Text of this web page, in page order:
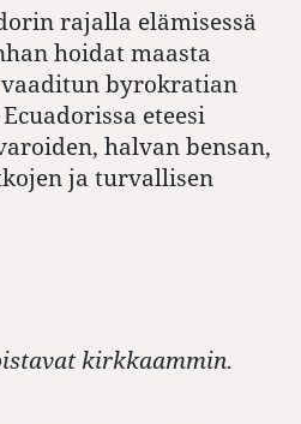
rajalla elämisessä
hoidat maasta
byrokratian
eteesi
halvan bensan,
ja turvallisen
kirkkaammin.